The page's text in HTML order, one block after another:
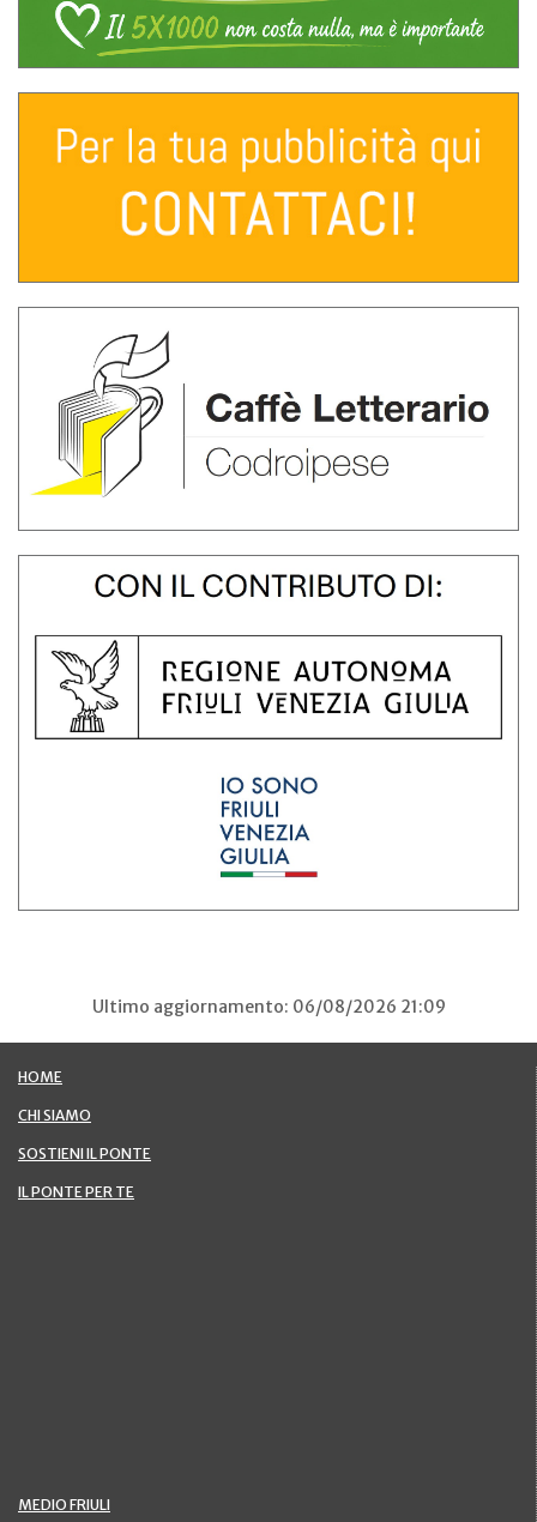
Ultimo aggiornamento: 06/08/2026 21:09
HOME
CHI SIAMO
SOSTIENI IL PONTE
IL PONTE PER TE
MEDIO FRIULI